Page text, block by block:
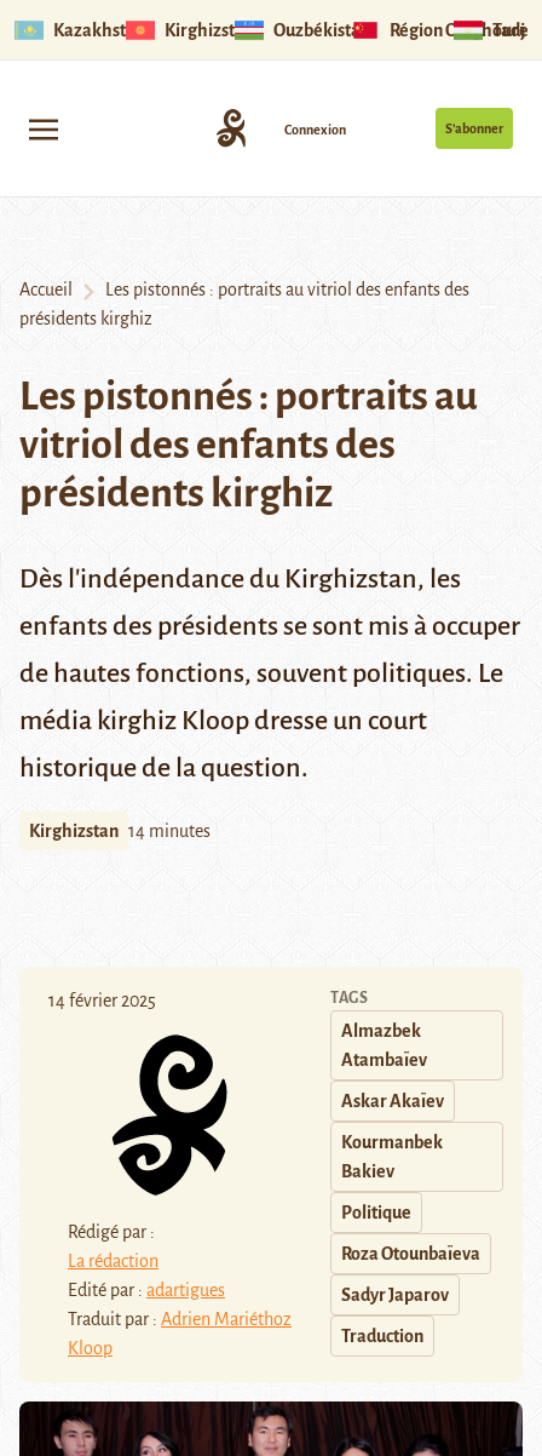
Kazakhstan Kirghizstan Ouzbékistan Région Ouïghoure
S’abonner
Connexion
Accueil
Les pistonnés : portraits au vitriol des enfants des
présidents kirghiz
Les pistonnés : portraits au
vitriol des enfants des
présidents kirghiz
Dès l'indépendance du Kirghizstan, les
enfants des présidents se sont mis à occuper
de hautes fonctions, souvent politiques. Le
média kirghiz Kloop dresse un court
historique de la question.
Kirghizstan 14 minutes
14 février 2025
Rédigé par :
La rédaction
Edité par : adartigues
Traduit par : Adrien Mariéthoz
Kloop
TAGS
Almazbek
Atambaïev
Askar Akaïev
Kourmanbek
Bakiev
Politique
Roza Otounbaïeva
Sadyr Japarov
Traduction